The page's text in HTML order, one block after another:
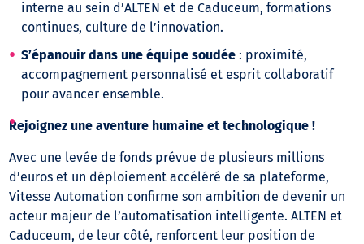
interne au sein d’ALTEN et de Caduceum, formations
continues, culture de l’innovation.
S’épanouir dans une équipe soudée : proximité,
accompagnement personnalisé et esprit collaboratif
pour avancer ensemble.
Rejoignez une aventure humaine et technologique !
Avec une levée de fonds prévue de plusieurs millions
d’euros et un déploiement accéléré de sa plateforme,
Vitesse Automation confirme son ambition de devenir un
acteur majeur de l’automatisation intelligente. ALTEN et
Caduceum, de leur côté, renforcent leur position de